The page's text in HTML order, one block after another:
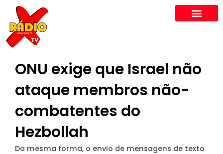
content
ONU exige que Israel não
ataque membros não-
combatentes do
Hezbollah
Da mesma forma, o envio de mensagens de texto